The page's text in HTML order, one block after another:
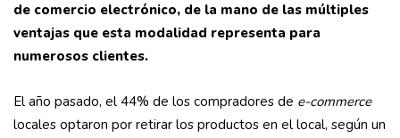
de comercio electrónico, de la mano de las múltiples
ventajas que esta modalidad representa para
numerosos clientes.
El año pasado, el 44% de los compradores de e-commerce
locales optaron por retirar los productos en el local, según un